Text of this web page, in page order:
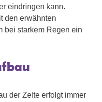
eindringen kann.
den erwähnten
bei starkem Regen ein
der Zelte erfolgt immer